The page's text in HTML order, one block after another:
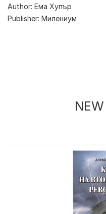
Author: Ема Хупър
Publisher: Милениум
NEW